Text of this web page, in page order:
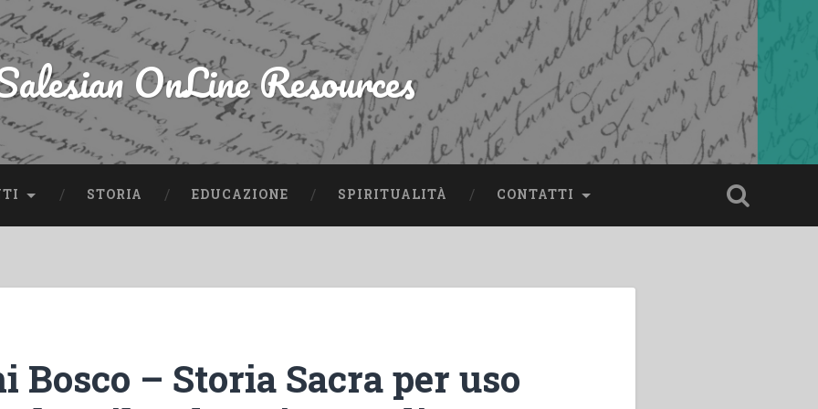
OnLine Resources
STORIA EDUCAZIONE SPIRITUALITÀ CONTATTI
Bosco – Storia Sacra per uso